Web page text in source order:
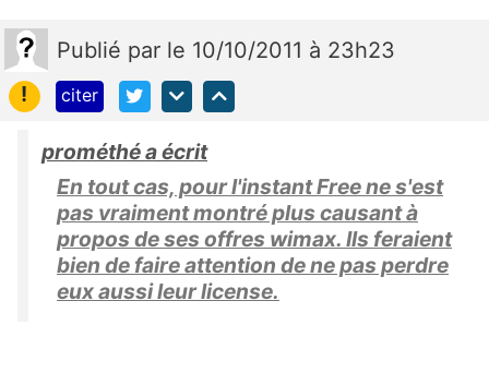
Publié par le 10/10/2011 à 23h23
!
citer
prométhé a écrit
En tout cas, pour l'instant Free ne s'est
pas vraiment montré plus causant à
propos de ses offres wimax. Ils feraient
bien de faire attention de ne pas perdre
eux aussi leur license.